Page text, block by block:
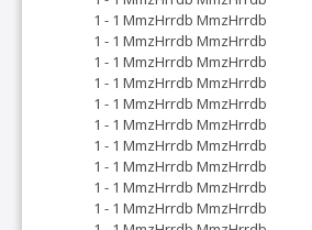
1 - 1 MmzHrrdb MmzHrrdb
1 - 1 MmzHrrdb MmzHrrdb
1 - 1 MmzHrrdb MmzHrrdb
1 - 1 MmzHrrdb MmzHrrdb
1 - 1 MmzHrrdb MmzHrrdb
1 - 1 MmzHrrdb MmzHrrdb
1 - 1 MmzHrrdb MmzHrrdb
1 - 1 MmzHrrdb MmzHrrdb
1 - 1 MmzHrrdb MmzHrrdb
1 - 1 MmzHrrdb MmzHrrdb